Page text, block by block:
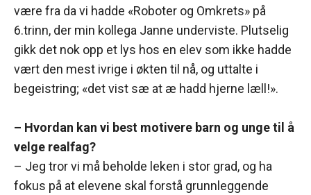
være fra da vi hadde «Roboter og Omkrets» på
6.trinn, der min kollega Janne underviste. Plutselig
gikk det nok opp et lys hos en elev som ikke hadde
vært den mest ivrige i økten til nå, og uttalte i
begeistring; «det vist sæ at æ hadd hjerne læll!».
– Hvordan kan vi best motivere barn og unge til å
velge realfag?
– Jeg tror vi må beholde leken i stor grad, og ha
fokus på at elevene skal forstå grunnleggende